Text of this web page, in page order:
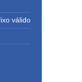
válido